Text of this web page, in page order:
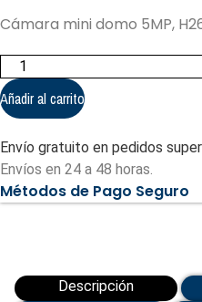
Cámara mini domo 5MP,
Cámara
mini
domo
5MP,
H265,
30m,
IP67,
IK10,
Poe
cantidad
Añadir al carrito
Envío gratuito en pedidos
Envíos en 24 a 48 horas.
Métodos de Pago Seguro
Descripción